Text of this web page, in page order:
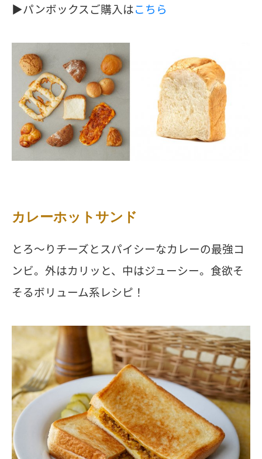
▶︎パンボックスご購入はこちら
カレーホットサンド
とろ〜りチーズとスパイシーなカレーの最強コ
ンビ。外はカリッと、中はジューシー。食欲そ
そるボリューム系レシピ！